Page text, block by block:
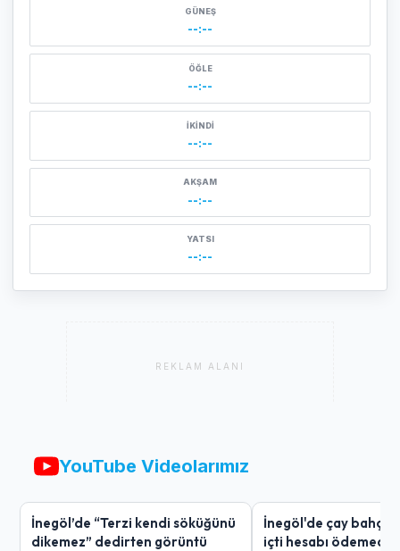
GÜNEŞ
--:--
ÖĞLE
--:--
İKINDI
--:--
AKŞAM
--:--
YATSI
--:--
REKLAM ALANI
YouTube Videolarımız
İnegöl’de “Terzi kendi söküğünü
dikemez” dedirten görüntü
İnegöl'de çay
içti hesabı ödemedi